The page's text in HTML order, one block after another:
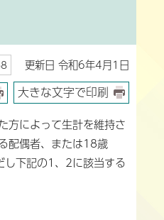
更新日 令和6年4月1日
大きな文字で印刷
方によって生計を維持さ
配偶者、または18歳
し下記の1、2に該当する